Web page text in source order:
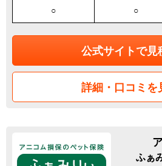
○ ○
公式サイトで見
詳細・口コミを
ふぁ